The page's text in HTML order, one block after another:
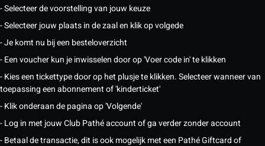
- Selecteer de voorstelling van jouw keuze
- Selecteer jouw plaats in de zaal en klik op volgede
- Je komt nu bij een besteloverzicht
- Een voucher kun je inwisselen door op 'Voer code in' te klikken
- Kies een tickettype door op het plusje te klikken. Selecteer wanneer van
toepassing een abonnement of 'kinderticket'
- Klik onderaan de pagina op 'Volgende'
- Log in met jouw Club Pathé account of ga verder zonder account
- Betaal de transactie, dit is ook mogelijk met een Pathé Giftcard of